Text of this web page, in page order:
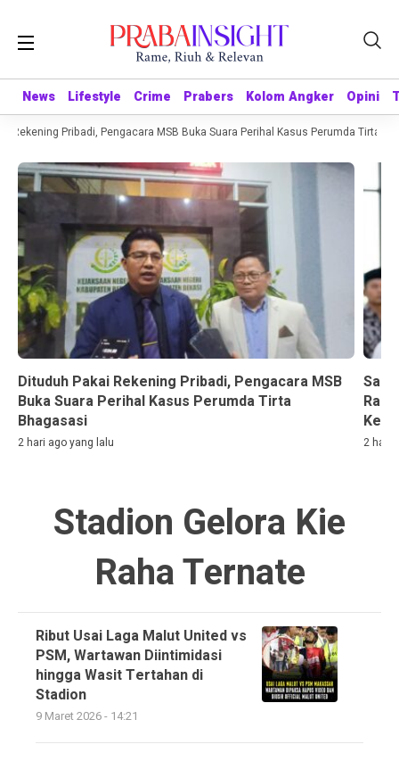
News Lifestyle Crime Prabers Kolom Angker Opini
News Lifestyle Crime Prabers Kolom Angker Opini
Pribadi, Pengacara MSB Buka Suara Perihal Kasus Perumda Tirta
Dituduh Pakai Rekening Pribadi, Pengacara MSB
Buka Suara Perihal Kasus Perumda Tirta
Bhagasasi
2 hari ago yang lalu 2 hari
Stadion Gelora Kie
Raha Ternate
Ribut Usai Laga Malut United vs
PSM, Wartawan Diintimidasi
hingga Wasit Tertahan di
Stadion
9 Maret 2026 - 14:21